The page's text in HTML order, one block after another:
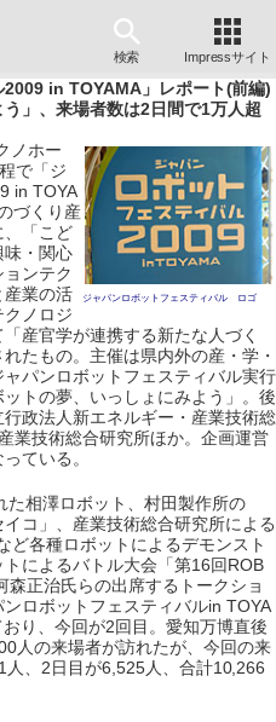
検索 Impressサイト
2009 in TOYAMA」レポート(前編)
」、来場者数は2日間で1万人超
ジャパンロボットフェスティバル ロゴ
ノホー
で「ジ
in TOYA
づくり産
、「こど
味・関心
ンテク
産業の活
ノロジ
産官学が連携する新たな人づく
たもの。主催は県内外の産・学・
パンロボットフェスティバル実行
トの夢、いっしょにみよう」。後
政法人新エネルギー・産業技術総
業技術総合研究所ほか。企画運営
ている。
相澤ロボット、村田製作所の
コ」、産業技術総合研究所による
ど各種ロボットによるデモンスト
によるバトル大会「第16回ROB
正治氏らの出席するトークショ
ロボットフェスティバルin TOYA
り、今回が2回目。愛知万博直後
人の来場者が訪れたが、今回の来
、2日目が6,525人、合計10,266